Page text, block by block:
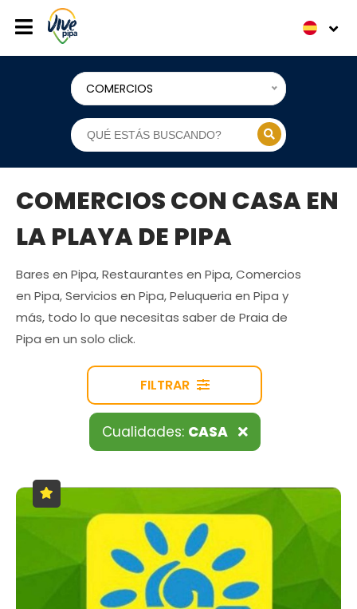
COMERCIOS
COMERCIOS CON CASA EN
LA PLAYA DE PIPA
Bares en Pipa, Restaurantes en Pipa, Comercios
en Pipa, Servicios en Pipa, Peluqueria en Pipa y
más, todo lo que necesitas saber de Praia de
Pipa en un solo click.
FILTRAR
Cualidades: CASA